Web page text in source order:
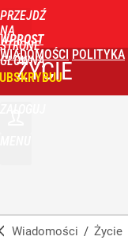
PRZEJDŹ
NA
STRONĘ
GŁÓWNĄ
WPROST
WIADOMOŚCI POLITYKA
ŻYCIE
Wiadomości / Życie